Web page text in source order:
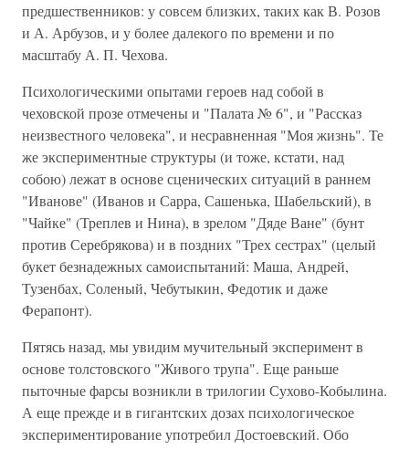
предшественников: у совсем близких, таких как В. Розов
и А. Арбузов, и у более далекого по времени и по
масштабу А. П. Чехова.
Психологическими опытами героев над собой в
чеховской прозе отмечены и "Палата № 6", и "Рассказ
неизвестного человека", и несравненная "Моя жизнь". Те
же экспериментные структуры (и тоже, кстати, над
собою) лежат в основе сценических ситуаций в раннем
"Иванове" (Иванов и Сарра, Сашенька, Шабельский), в
"Чайке" (Треплев и Нина), в зрелом "Дяде Ване" (бунт
против Серебрякова) и в поздних "Трех сестрах" (целый
букет безнадежных самоиспытаний: Маша, Андрей,
Тузенбах, Соленый, Чебутыкин, Федотик и даже
Ферапонт).
Пятясь назад, мы увидим мучительный эксперимент в
основе толстовского "Живого трупа". Еще раньше
пыточные фарсы возникли в трилогии Сухово-Кобылина.
А еще прежде и в гигантских дозах психологическое
экспериментирование употребил Достоевский. Обо